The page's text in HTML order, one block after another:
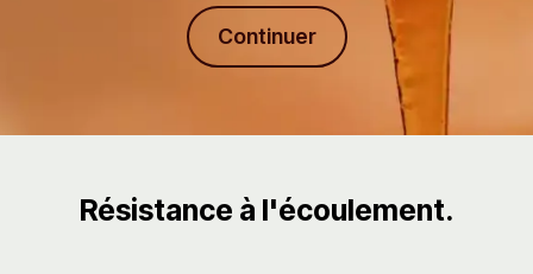
Continuer
Résistance à l'écoulement.